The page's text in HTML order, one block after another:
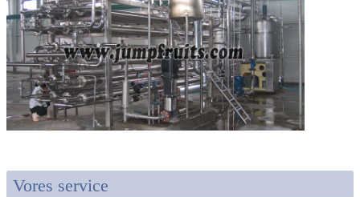
Vores service